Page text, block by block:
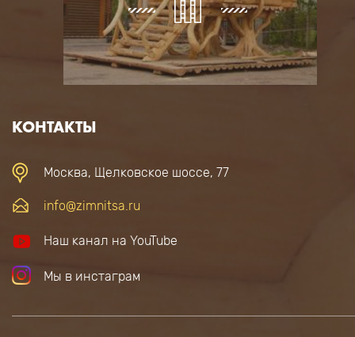
КОНТАКТЫ
Москва, Щелковское шоссе, 77
info@zimnitsa.ru
Наш канал на YouTube
Мы в инстаграм